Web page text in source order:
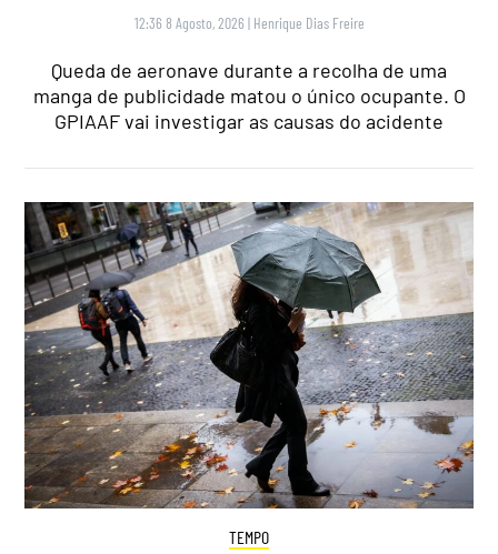
12:36 8 Agosto, 2026 | Henrique Dias Freire
Queda de aeronave durante a recolha de uma
manga de publicidade matou o único ocupante. O
GPIAAF vai investigar as causas do acidente
TEMPO